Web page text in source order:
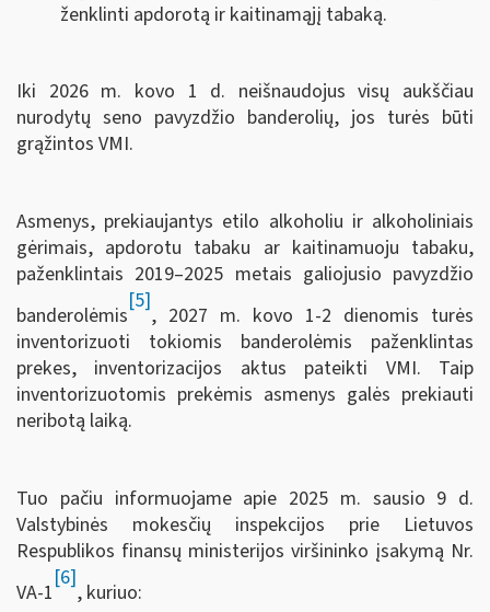
ženklinti apdorotą ir kaitinamąjį tabaką.
Iki 2026 m. kovo 1 d. neišnaudojus visų aukščiau
nurodytų seno pavyzdžio banderolių, jos turės būti
grąžintos VMI.
Asmenys, prekiaujantys etilo alkoholiu ir alkoholiniais
gėrimais, apdorotu tabaku ar kaitinamuoju tabaku,
paženklintais 2019–2025 metais galiojusio pavyzdžio
banderolėmis
[5]
, 2027 m. kovo 1-2 dienomis turės
inventorizuoti tokiomis banderolėmis paženklintas
prekes, inventorizacijos aktus pateikti VMI. Taip
inventorizuotomis prekėmis asmenys galės prekiauti
neribotą laiką.
Tuo pačiu informuojame apie 2025 m. sausio 9 d.
Valstybinės mokesčių inspekcijos prie Lietuvos
Respublikos finansų ministerijos viršininko įsakymą Nr.
VA-1
[6]
, kuriuo: